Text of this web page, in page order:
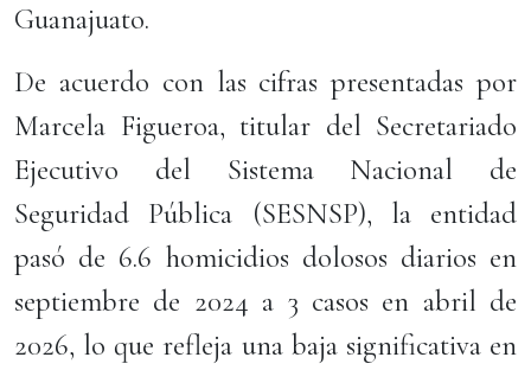
Guanajuato.
De acuerdo con las cifras presentadas por
Marcela Figueroa, titular del Secretariado
Ejecutivo del Sistema Nacional de
Seguridad Pública (SESNSP), la entidad
pasó de 6.6 homicidios dolosos diarios en
septiembre de 2024 a 3 casos en abril de
2026, lo que refleja una baja significativa en